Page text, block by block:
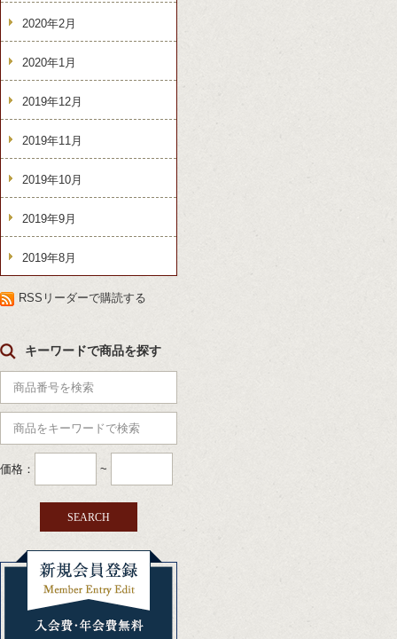
2020年2月
2020年1月
2019年12月
2019年11月
2019年10月
2019年9月
2019年8月
RSSリーダーで購読する
キーワードで商品を探す
価格： ~